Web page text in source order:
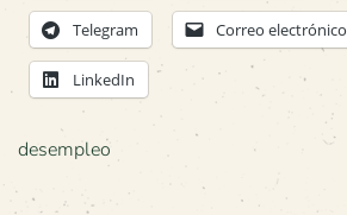
Telegram Correo electrónico
LinkedIn
desempleo